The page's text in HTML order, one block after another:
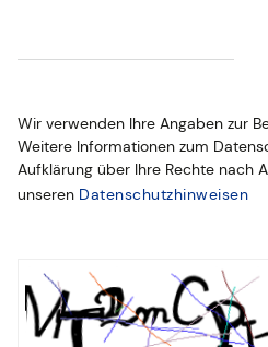
Wir verwenden Ihre Angaben zur
Weitere Informationen zum
Aufklärung über Ihre Rechte nach
unseren Datenschutzhinweisen